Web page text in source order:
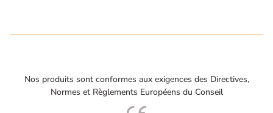
Nos produits sont conformes aux exigences des Directives,
Normes et Règlements Européens du Conseil